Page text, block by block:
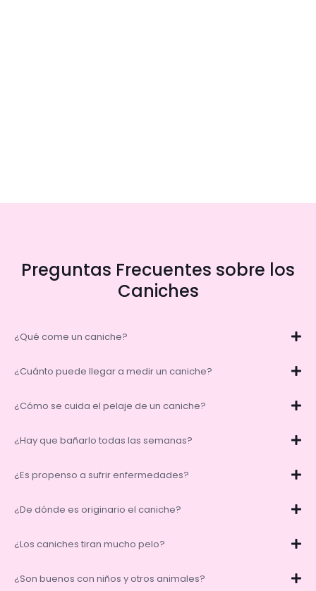
Preguntas Frecuentes sobre los
Caniches
¿Qué come un caniche?
¿Cuánto puede llegar a medir un caniche?
¿Cómo se cuida el pelaje de un caniche?
¿Hay que bañarlo todas las semanas?
¿Es propenso a sufrir enfermedades?
¿De dónde es originario el caniche?
¿Los caniches tiran mucho pelo?
¿Son buenos con niños y otros animales?